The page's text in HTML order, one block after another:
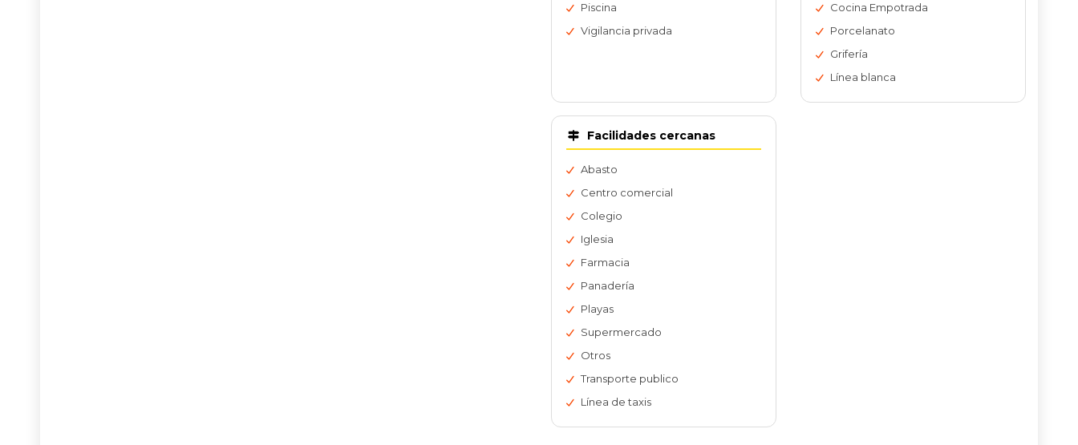
Piscina
Vigilancia privada
Cocina Empotrada
Porcelanato
Grifería
Línea blanca
Facilidades cercanas
Abasto
Centro comercial
Colegio
Iglesia
Farmacia
Panadería
Playas
Supermercado
Otros
Transporte publico
Línea de taxis